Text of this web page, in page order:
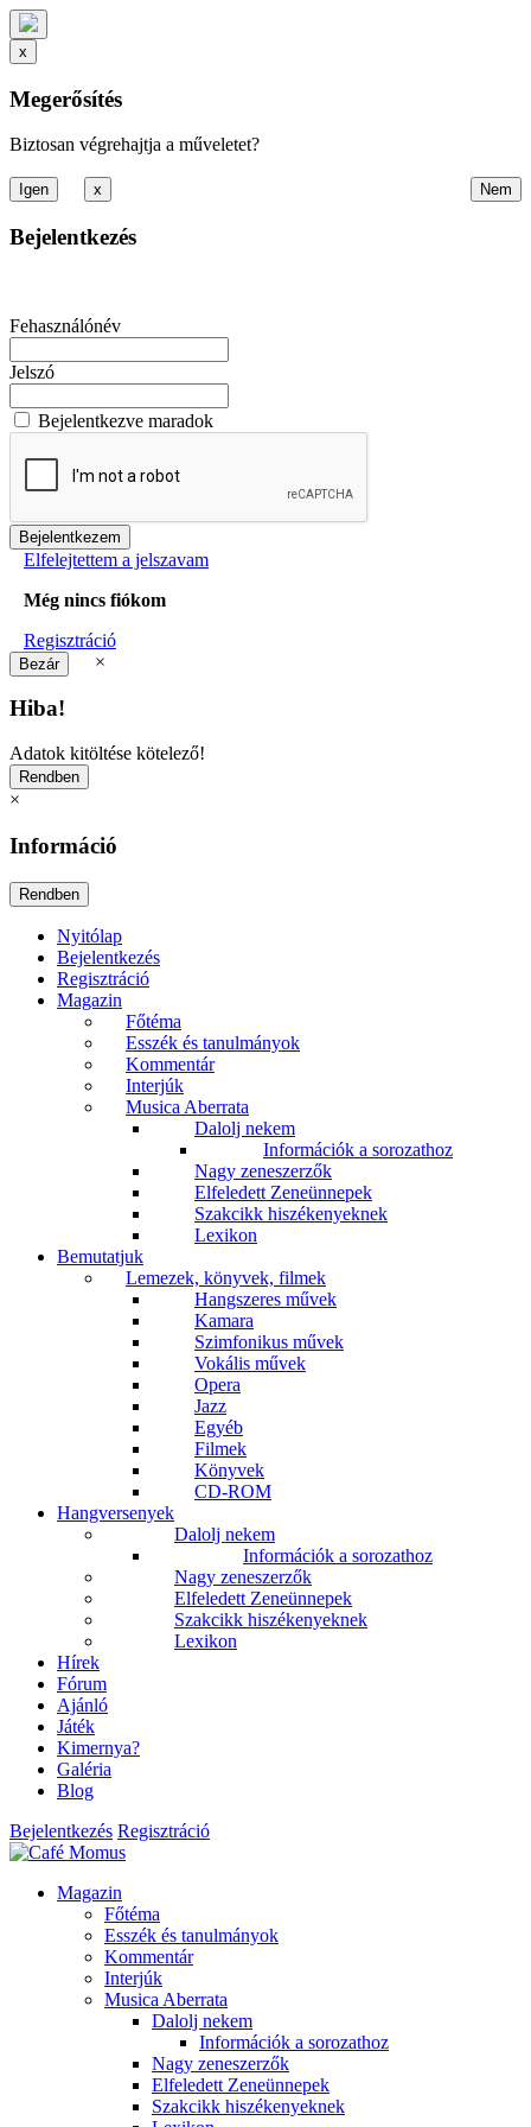
x
Megerősítés
Biztosan végrehajtja a műveletet?
x
Bejelentkezés
Fehasználónév
Jelszó
Bejelentkezve maradok
Elfelejtettem a jelszavam
Még nincs fiókom
Regisztráció
×
Hiba!
Adatok kitöltése kötelező!
×
Információ
Nyitólap
Bejelentkezés
Regisztráció
Magazin
Főtéma
Esszék és tanulmányok
Kommentár
Interjúk
Musica Aberrata
Dalolj nekem
Információk a sorozathoz
Nagy zeneszerzők
Elfeledett Zeneünnepek
Szakcikk hiszékenyeknek
Lexikon
Bemutatjuk
Lemezek, könyvek, filmek
Hangszeres művek
Kamara
Szimfonikus művek
Vokális művek
Opera
Jazz
Egyéb
Filmek
Könyvek
CD-ROM
Hangversenyek
Dalolj nekem
Információk a sorozathoz
Nagy zeneszerzők
Elfeledett Zeneünnepek
Szakcikk hiszékenyeknek
Lexikon
Hírek
Fórum
Ajánló
Játék
Kimernya?
Galéria
Blog
Bejelentkezés Regisztráció
Magazin
Főtéma
Esszék és tanulmányok
Kommentár
Interjúk
Musica Aberrata
Dalolj nekem
Információk a sorozathoz
Nagy zeneszerzők
Elfeledett Zeneünnepek
Szakcikk hiszékenyeknek